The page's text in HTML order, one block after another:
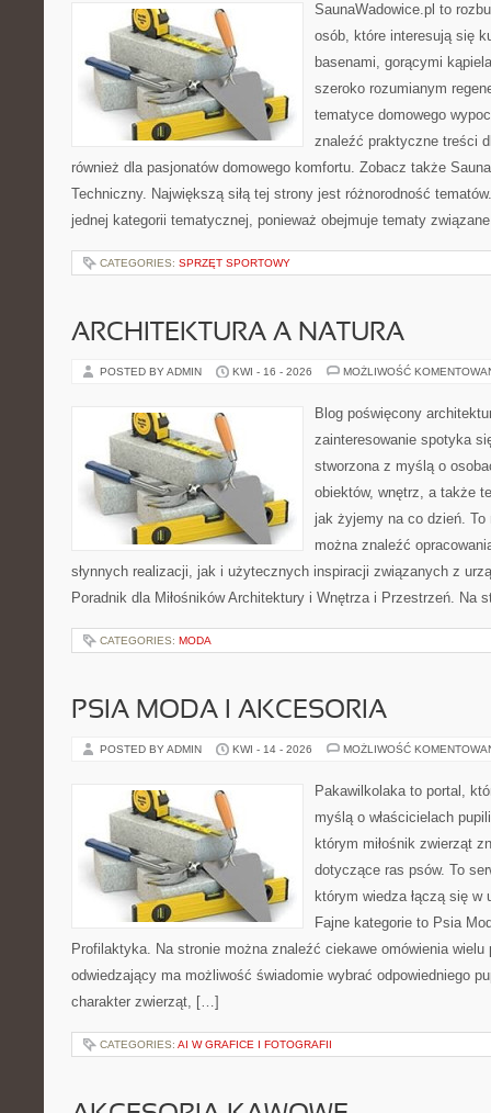
SaunaWadowice.pl to
osób, które interesują się
basenami, gorącymi
szeroko rozumianym
tematyce domowego
znaleźć praktyczne treści
również dla pasjonatów domowego komfortu. Zobacz także
Techniczny. Największą siłą tej strony jest różnorodność
jednej kategorii tematycznej, ponieważ obejmuje tematy
CATEGORIES: SPRZĘT SPORTOWY
ARCHITEKTURA A NATURA
POSTED BY ADMIN KWI - 16 - 2026 MOŻLIWOŚĆ
Blog poświęcony
zainteresowanie spotyka
stworzona z myślą o
obiektów, wnętrz, a także
jak żyjemy na co dzień.
można znaleźć
słynnych realizacji, jak i użytecznych inspiracji związanych z
Poradnik dla Miłośników Architektury i Wnętrza i Przestrzeń.
CATEGORIES: MODA
PSIA MODA I AKCESORIA
POSTED BY ADMIN KWI - 14 - 2026 MOŻLIWOŚĆ
Pakawilkolaka to portal,
myślą o właścicielach
którym miłośnik zwierząt
dotyczące ras psów. To
którym wiedza łączą się w
Fajne kategorie to Psia
Profilaktyka. Na stronie można znaleźć ciekawe omówienia
odwiedzający ma możliwość świadomie wybrać odpowiedniego
charakter zwierząt, […]
CATEGORIES: AI W GRAFICE I FOTOGRAFII